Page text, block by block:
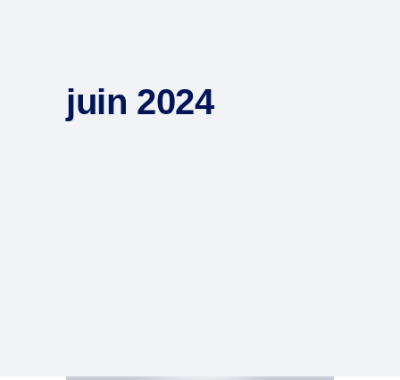
juin 2024